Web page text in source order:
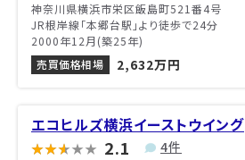
神奈川県横浜市栄区飯島町521番4号
JR根岸線「本郷台駅」より徒歩で24分
2000年12月(築25年)
売買価格相場
2,632万円
エコヒルズ横浜イーストウイング
2.1 4件